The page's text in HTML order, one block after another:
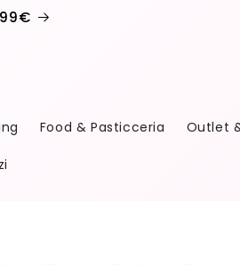
Food & Pasticceria Outlet